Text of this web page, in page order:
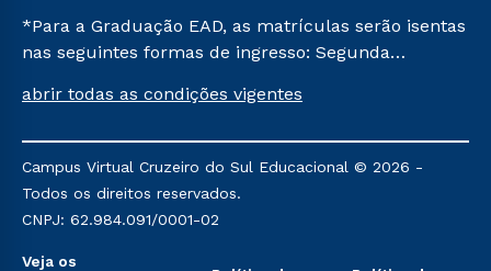
*Para a Graduação EAD, as matrículas serão isentas
nas seguintes formas de ingresso: Segunda
Já para as demais, a taxa de matrícula será de R$
mencionadas são referentes aos cursos: Ensino
Religioso, Geografia para a Docência e Metodologia
do Ensino de História: Questões Atuais.
abrir todas as condições vigentes
Campus Virtual Cruzeiro do Sul Educacional © 2026 -
Todos os direitos reservados.
CNPJ: 62.984.091/0001-02
Veja os